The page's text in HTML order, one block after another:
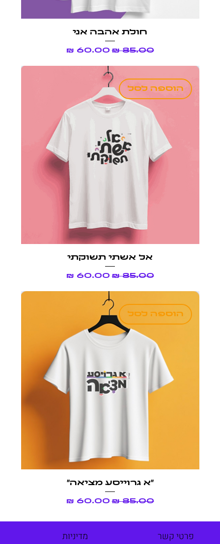
חולת אהבה אני
מחיר רגיל‏85.00 ‏₪ מחיר מבצע
הוספה לסל
אל אשתי תשוקתי
מחיר רגיל‏85.00 ‏₪ מחיר מבצע
הוספה לסל
״א גרוייסע מציאה״
מחיר רגיל‏85.00 ‏₪ מחיר מבצע
פרטי קשר מדיניות